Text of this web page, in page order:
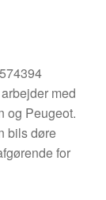
med
og Peugeot.
bils døre
for